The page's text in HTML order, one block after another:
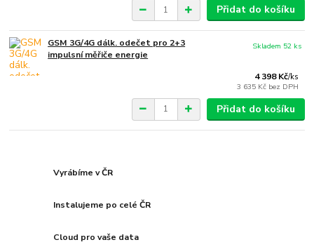
Přidat do košíku
GSM 3G/4G dálk. odečet pro 2+3
impulsní měřiče energie
4 398 Kč/ks
3 635 Kč bez DPH
Skladem 52 ks
Přidat do košíku
Vyrábíme v ČR
Instalujeme po celé ČR
Cloud pro vaše data